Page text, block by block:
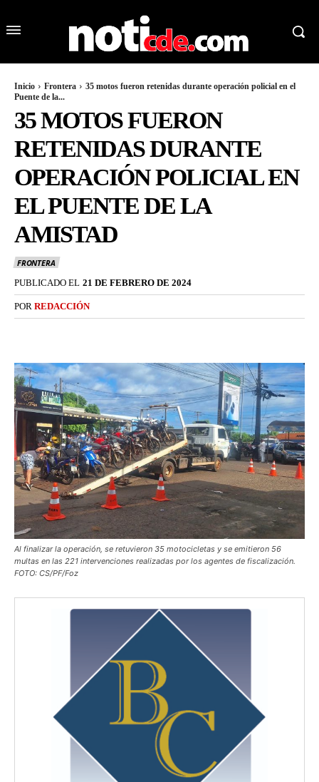
Inicio Frontera
35 motos fueron retenidas durante operación policial en el
Puente de la...
35 MOTOS FUERON
RETENIDAS DURANTE
OPERACIÓN POLICIAL EN
EL PUENTE DE LA
AMISTAD
FRONTERA
PUBLICADO EL 21 DE FEBRERO DE 2024
POR REDACCIÓN
Al finalizar la operación, se retuvieron 35 motocicletas y se emitieron 56
multas en las 221 intervenciones realizadas por los agentes de fiscalización.
FOTO: CS/PF/Foz